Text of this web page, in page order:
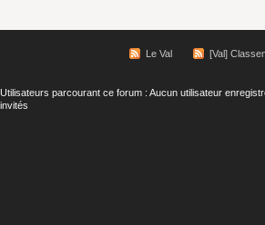
Le Val [Val]
Utilisateurs parcourant ce forum : Aucun utilisateur
invités